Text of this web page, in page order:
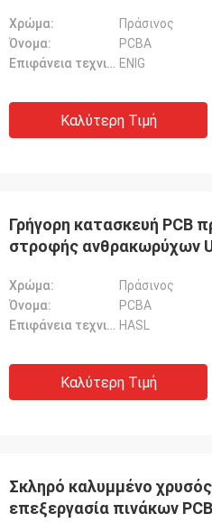
Χρώμα:
Πράσινος
Όνομα:
PCBA
Επιφάνεια τεχνική: ENIG
Καλύτερη Τιμή
Γρήγορη κατασκευή PCB
στροφής ανθρακωρύχων
Χρώμα:
Πράσινος
Όνομα:
PCBA
Επιφάνεια τεχνική: HASL
Καλύτερη Τιμή
Σκληρό καλυμμένο
επεξεργασία πινάκων